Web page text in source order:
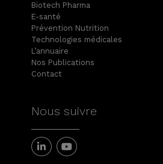
Biotech Pharma
E-santé
Prévention Nutrition
Technologies médicales
L’annuaire
Nos Publications
Contact
Nous suivre